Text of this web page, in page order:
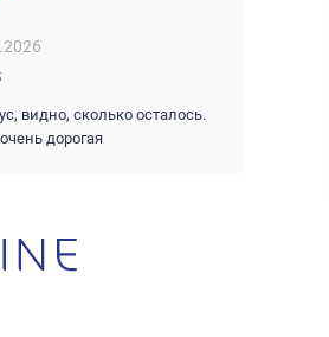
видно, сколько осталось.
дорогая